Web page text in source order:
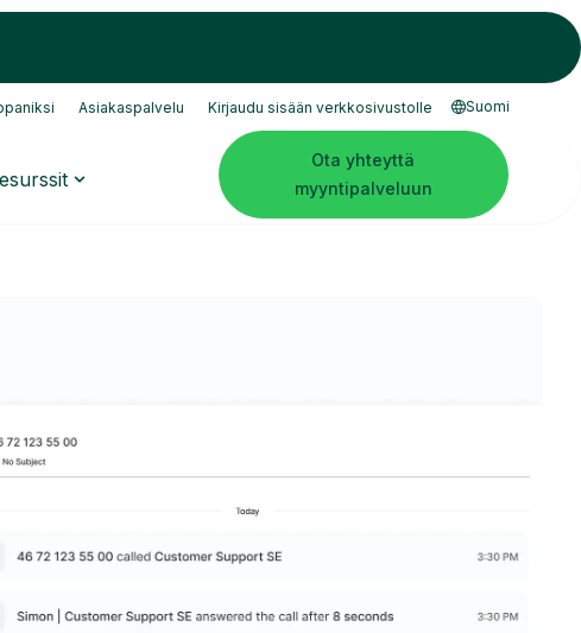
Asiakaspalvelu Kirjaudu sisään verkkosivustolle Suomi
Ota yhteyttä
myyntipalveluun